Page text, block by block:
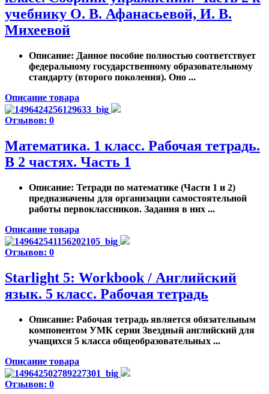
учебнику О. В. Афанасьевой, И. В.
Михеевой
Описание: Данное пособие полностью соответствует
федеральному государственному образовательному
стандарту (второго поколения). Оно ...
Описание товара
Отзывов: 0
Математика. 1 класс. Рабочая тетрадь.
В 2 частях. Часть 1
Описание: Тетради по математике (Части 1 и 2)
предназначены для организации самостоятельной
работы первоклассников. Задания в них ...
Описание товара
Отзывов: 0
Starlight 5: Workbook / Английский
язык. 5 класс. Рабочая тетрадь
Описание: Рабочая тетрадь является обязательным
компонентом УМК серии Звездный английский для
учащихся 5 класса общеобразовательных ...
Описание товара
Отзывов: 0